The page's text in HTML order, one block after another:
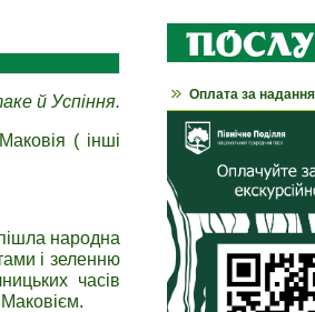
й Успіння.
( інші
народна
і зеленню
часів
Оплата за